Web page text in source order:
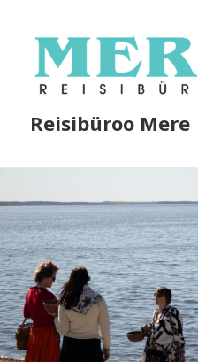
Reisibüroo Mere